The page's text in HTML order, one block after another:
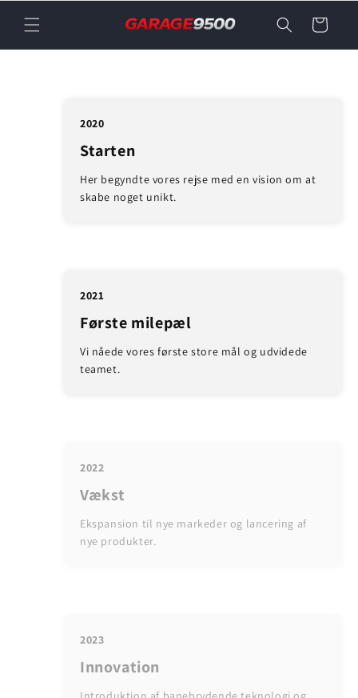
indhold
Indkøbskurv
2020
Starten
Her begyndte vores rejse med en vision om at
skabe noget unikt.
2021
Første milepæl
Vi nåede vores første store mål og udvidede
teamet.
2022
Vækst
Ekspansion til nye markeder og lancering af
nye produkter.
2023
Innovation